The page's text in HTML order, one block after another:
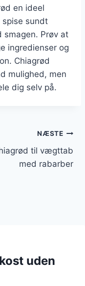
en ideel
spise sundt
smagen. Prøv at
ingredienser og
Chiagrød
mulighed, men
dig selv på.
NÆSTE
til vægttab
med rabarber
uden